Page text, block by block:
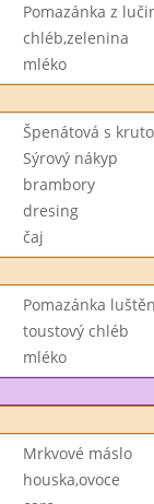
Pomazánka z
chléb,zelenina
mléko
Špenátová s
Sýrový nákyp
brambory
dresing
čaj
Pomazánka
toustový chléb
mléko
Mrkvové máslo
houska,ovoce